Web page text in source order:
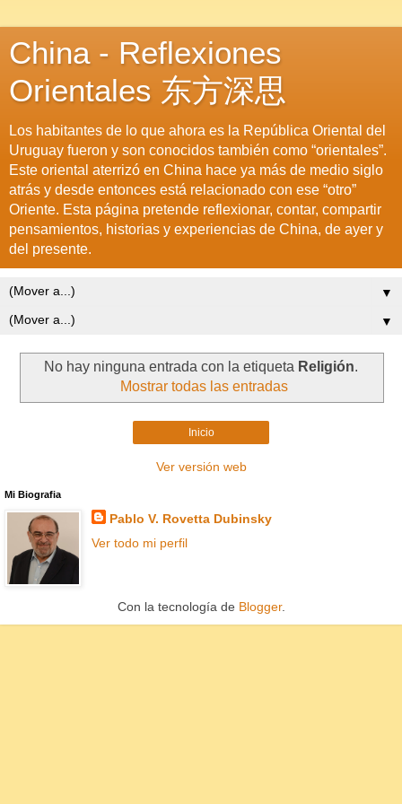
China - Reflexiones
Orientales 东方深思
Los habitantes de lo que ahora es la República Oriental del
Uruguay fueron y son conocidos también como “orientales”.
Este oriental aterrizó en China hace ya más de medio siglo
atrás y desde entonces está relacionado con ese “otro”
Oriente. Esta página pretende reflexionar, contar, compartir
pensamientos, historias y experiencias de China, de ayer y
del presente.
▼
▼
No hay ninguna entrada con la etiqueta Religión.
Mostrar todas las entradas
Inicio
Ver versión web
Mi Biografia
Pablo V. Rovetta Dubinsky
Ver todo mi perfil
Con la tecnología de Blogger.